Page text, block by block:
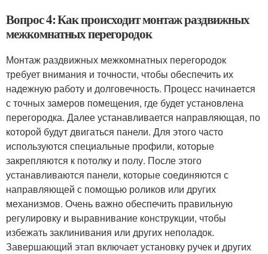
Вопрос 4: Как происходит монтаж раздвижных
межкомнатных перегородок
Монтаж раздвижных межкомнатных перегородок
требует внимания и точности, чтобы обеспечить их
надежную работу и долговечность. Процесс начинается
с точных замеров помещения, где будет установлена
перегородка. Далее устанавливается направляющая, по
которой будут двигаться панели. Для этого часто
используются специальные профили, которые
закрепляются к потолку и полу. После этого
устанавливаются панели, которые соединяются с
направляющей с помощью роликов или других
механизмов. Очень важно обеспечить правильную
регулировку и выравнивание конструкции, чтобы
избежать заклинивания или других неполадок.
Завершающий этап включает установку ручек и других